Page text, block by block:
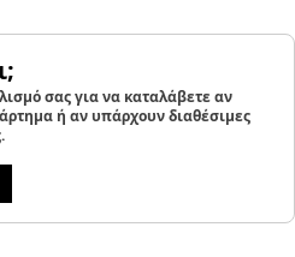
σας για να καταλάβετε αν
ή αν υπάρχουν διαθέσιμες